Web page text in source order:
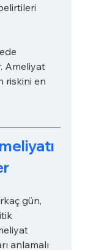
Ameliyat
riskini en
gün,
anlamalı